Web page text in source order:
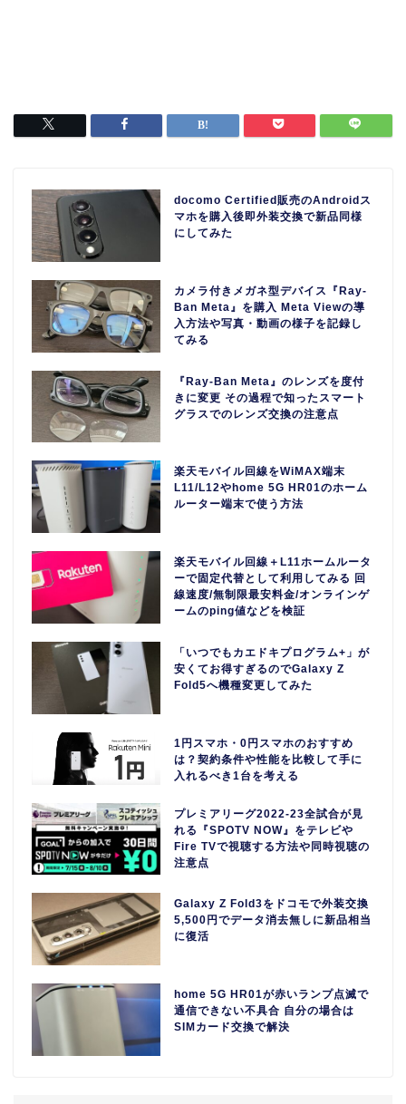
docomo Certified販売のAndroidス
マホを購入後即外装交換で新品同様
にしてみた
カメラ付きメガネ型デバイス『Ray-
Ban Meta』を購入 Meta Viewの導
入方法や写真・動画の様子を記録し
てみる
『Ray-Ban Meta』のレンズを度付
きに変更 その過程で知ったスマート
グラスでのレンズ交換の注意点
楽天モバイル回線をWiMAX端末
L11/L12やhome 5G HR01のホーム
ルーター端末で使う方法
楽天モバイル回線＋L11ホームルータ
ーで固定代替として利用してみる 回
線速度/無制限最安料金/オンラインゲ
ームのping値などを検証
「いつでもカエドキプログラム+」が
安くてお得すぎるのでGalaxy Z
Fold5へ機種変更してみた
1円スマホ・0円スマホのおすすめ
は？契約条件や性能を比較して手に
入れるべき1台を考える
プレミアリーグ2022-23全試合が見
れる『SPOTV NOW』をテレビや
Fire TVで視聴する方法や同時視聴の
注意点
Galaxy Z Fold3をドコモで外装交換
5,500円でデータ消去無しに新品相当
に復活
home 5G HR01が赤いランプ点滅で
通信できない不具合 自分の場合は
SIMカード交換で解決